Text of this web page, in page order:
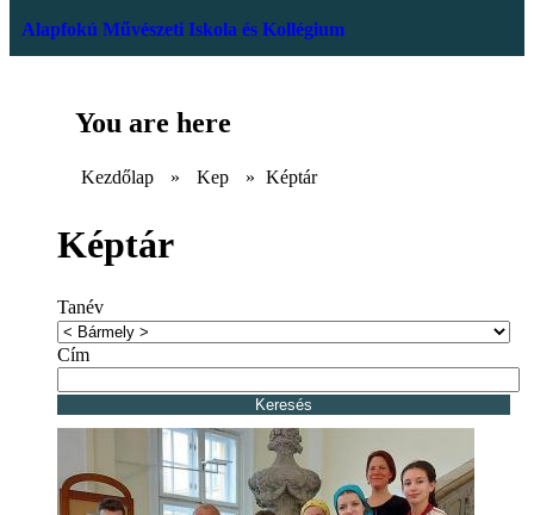
Alapfokú Művészeti Iskola és Kollégium
You are here
Kezdőlap » Kep » Képtár
Képtár
Tanév
Cím